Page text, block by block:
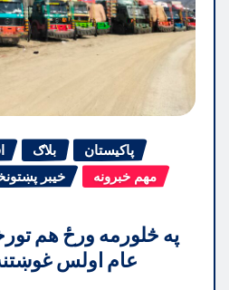
بلاګ
پاکیستان
خیبر
مهم خبرونه
په څلورمه ورځ هم
عام اولس